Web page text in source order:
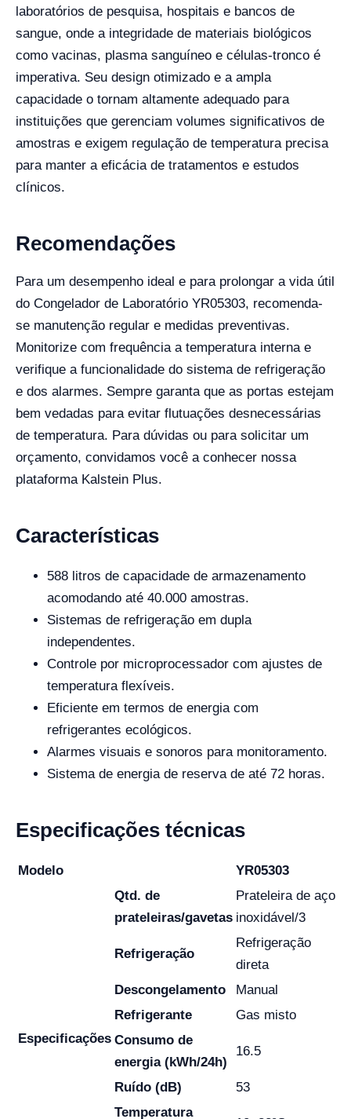
laboratórios de pesquisa, hospitais e bancos de
sangue, onde a integridade de materiais biológicos
como vacinas, plasma sanguíneo e células-tronco é
imperativa. Seu design otimizado e a ampla
capacidade o tornam altamente adequado para
instituições que gerenciam volumes significativos de
amostras e exigem regulação de temperatura precisa
para manter a eficácia de tratamentos e estudos
clínicos.
Recomendações
Para um desempenho ideal e para prolongar a vida útil
do Congelador de Laboratório YR05303, recomenda-
se manutenção regular e medidas preventivas.
Monitorize com frequência a temperatura interna e
verifique a funcionalidade do sistema de refrigeração
e dos alarmes. Sempre garanta que as portas estejam
bem vedadas para evitar flutuações desnecessárias
de temperatura. Para dúvidas ou para solicitar um
orçamento, convidamos você a conhecer nossa
plataforma Kalstein Plus.
Características
588 litros de capacidade de armazenamento
acomodando até 40.000 amostras.
Sistemas de refrigeração em dupla
independentes.
Controle por microprocessador com ajustes de
temperatura flexíveis.
Eficiente em termos de energia com
refrigerantes ecológicos.
Alarmes visuais e sonoros para monitoramento.
Sistema de energia de reserva de até 72 horas.
Especificações técnicas
Modelo YR05303
Especificações
Qtd. de
prateleiras/gavetas
Prateleira de aço
inoxidável/3
Refrigeração
Refrigeração
direta
Descongelamento
Manual
Refrigerante
Gas misto
Consumo de
energia (kWh/24h)
16.5
Ruído (dB)
53
Temperatura